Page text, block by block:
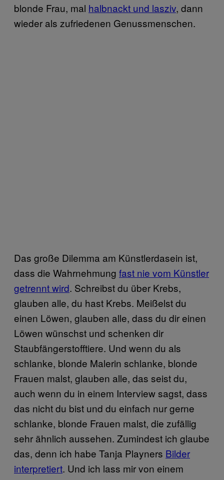
blonde Frau, mal halbnackt und lasziv, dann
wieder als zufriedenen Genussmenschen.
Das große Dilemma am Künstlerdasein ist,
dass die Wahrnehmung fast nie vom Künstler
getrennt wird. Schreibst du über Krebs,
glauben alle, du hast Krebs. Meißelst du
einen Löwen, glauben alle, dass du dir einen
Löwen wünschst und schenken dir
Staubfängerstofftiere. Und wenn du als
schlanke, blonde Malerin schlanke, blonde
Frauen malst, glauben alle, das seist du,
auch wenn du in einem Interview sagst, dass
das nicht du bist und du einfach nur gerne
schlanke, blonde Frauen malst, die zufällig
sehr ähnlich aussehen. Zumindest ich glaube
das, denn ich habe Tanja Playners Bilder
interpretiert. Und ich lass mir von einem